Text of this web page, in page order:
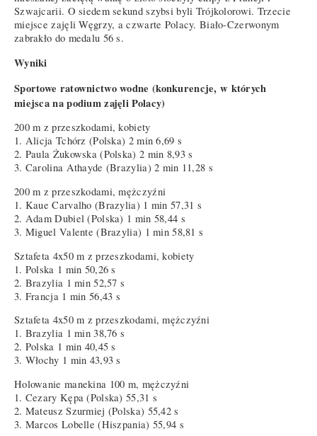
Szwajcarii. O siedem sekund szybsi byli Trójkolorowi. Trzecie
miejsce zajęli Węgrzy, a czwarte Polacy. Biało-Czerwonym
zabrakło do medalu 56 s.
Wyniki
Sportowe ratownictwo wodne (konkurencje, w których
miejsca na podium zajęli Polacy)
200 m z przeszkodami, kobiety
1. Alicja Tchórz (Polska) 2 min 6,69 s
2. Paula Żukowska (Polska) 2 min 8,93 s
3. Carolina Athayde (Brazylia) 2 min 11,28 s
200 m z przeszkodami, mężczyźni
1. Kaue Carvalho (Brazylia) 1 min 57,31 s
2. Adam Dubiel (Polska) 1 min 58,44 s
3. Miguel Valente (Brazylia) 1 min 58,81 s
Sztafeta 4x50 m z przeszkodami, kobiety
1. Polska 1 min 50,26 s
2. Brazylia 1 min 52,57 s
3. Francja 1 min 56,43 s
Sztafeta 4x50 m z przeszkodami, mężczyźni
1. Brazylia 1 min 38,76 s
2. Polska 1 min 40,45 s
3. Włochy 1 min 43,93 s
Holowanie manekina 100 m, mężczyźni
1. Cezary Kępa (Polska) 55,31 s
2. Mateusz Szurmiej (Polska) 55,42 s
3. Marcos Lobelle (Hiszpania) 55,94 s